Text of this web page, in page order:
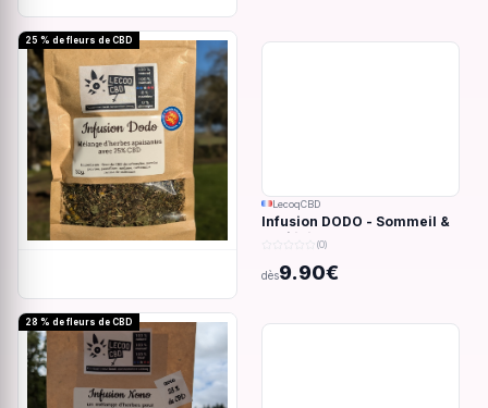
25 % de fleurs de CBD
LecoqCBD
Infusion DODO - Sommeil &
anxiété - 32g
(0)
dès9.90€
28 % de fleurs de CBD